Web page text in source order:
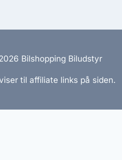
Bilshopping Biludstyr
til affiliate links på siden.